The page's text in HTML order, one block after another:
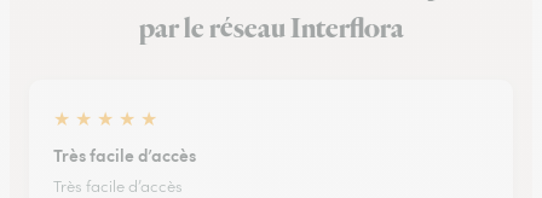
par le réseau Interflora
★ ★ ★ ★ ★
Très facile d’accès
Très facile d’accès